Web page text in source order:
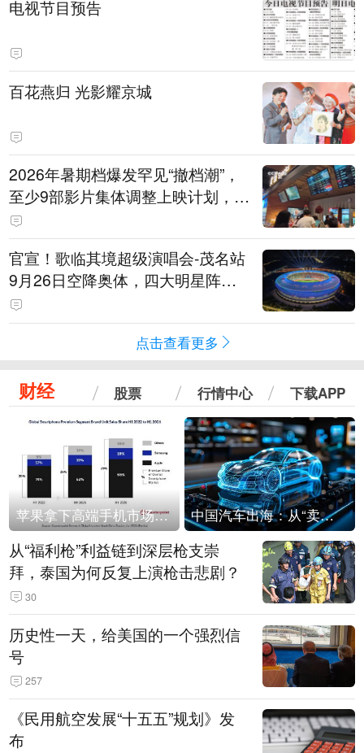
电视节目预告
百花燕归 光影耀京城
2026年暑期档爆发罕见“撤档潮”，
至少9部影片集体调整上映计划，影
评人直言不看好：凭啥认为换个时
间就能大卖？
官宣！歌临其境超级演唱会-茂名站
9月26日空降奥体，四大明星阵容
重磅揭晓
点击查看更多
财经 股票 行情中心 下载APP
苹果拿下高端手机市场65%的份额：iPhone 17系列功不可没 中国汽车出海：从“卖出去”到“走进去”
从“福利枪”利益链到深层枪支崇
拜，泰国为何反复上演枪击悲剧？
30
历史性一天，给美国的一个强烈信
号
257
《民用航空发展“十五五”规划》发
布